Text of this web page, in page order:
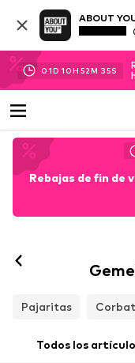
ABOUT
01D 10H 52M 34S
Rebajas de fin de
Pajaritas
Todos los